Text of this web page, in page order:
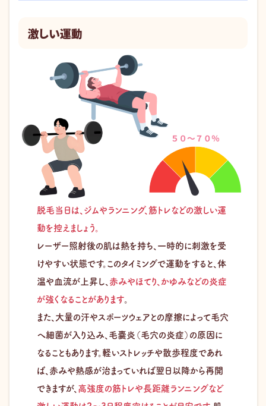
激しい運動
脱毛当日は、ジムやランニング、筋トレなどの激しい運
動を控えましょう。
レーザー照射後の肌は熱を持ち、一時的に刺激を受
けやすい状態です。このタイミングで運動をすると、体
温や血流が上昇し、 赤みやほてり、かゆみなどの炎症
が強くなることがあります。
また、大量の汗やスポーツウェアとの摩擦によって毛穴
へ細菌が入り込み、毛嚢炎（毛穴の炎症）の原因に
なることもあります。軽いストレッチや散歩程度であれ
ば、赤みや熱感が治まっていれば翌日以降から再開
できますが、 高強度の筋トレや長距離ランニングなど